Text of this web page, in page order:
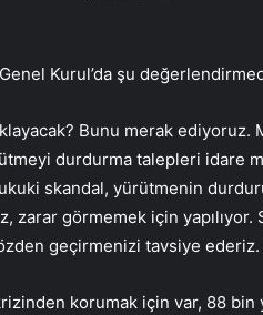
Kurul’da şu
Bunu merak ediyoruz.
durdurma talepleri idare
skandal, yürütmenin
zarar görmemek için yapılıyor.
geçirmenizi tavsiye ederiz.
korumak için var, 88